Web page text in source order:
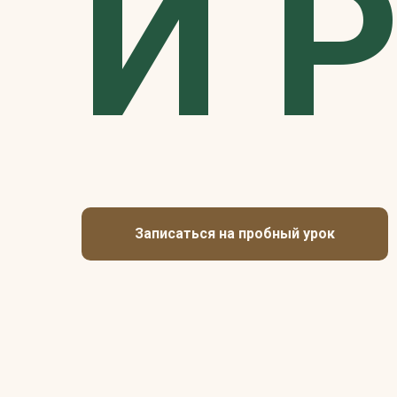
И
Записаться на пробный урок